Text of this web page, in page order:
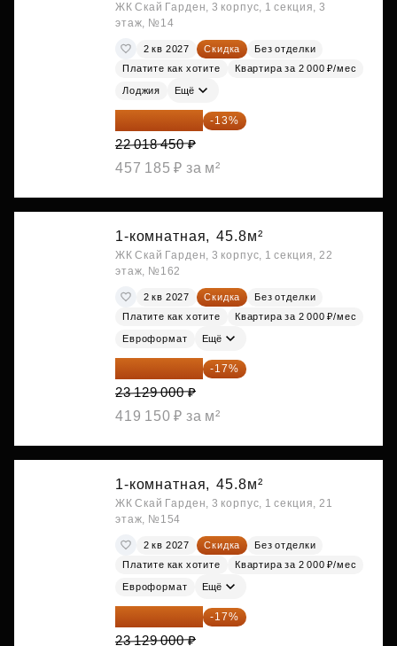
ЖК Скай Гарден, 3 корпус, 1 секция, 3
этаж, №14
2 кв 2027 Скидка
Без отделки
Платите как хотите
Квартира за 2 000 ₽/мес
Лоджия Ещё
19 156 052 ₽ -13%
22 018 450 ₽
457 185 ₽ за м²
1-комнатная, 45.8м²
ЖК Скай Гарден, 3 корпус, 1 секция, 22
этаж, №162
2 кв 2027 Скидка
Без отделки
Платите как хотите
Квартира за 2 000 ₽/мес
Евроформат Ещё
19 197 070 ₽ -17%
23 129 000 ₽
419 150 ₽ за м²
1-комнатная, 45.8м²
ЖК Скай Гарден, 3 корпус, 1 секция, 21
этаж, №154
2 кв 2027 Скидка
Без отделки
Платите как хотите
Квартира за 2 000 ₽/мес
Евроформат Ещё
19 197 070 ₽ -17%
23 129 000 ₽